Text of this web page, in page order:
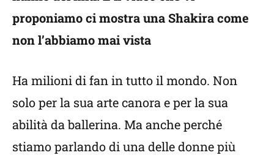
proponiamo ci mostra una Shakira come
non l’abbiamo mai vista
Ha milioni di fan in tutto il mondo. Non
solo per la sua arte canora e per la sua
abilità da ballerina. Ma anche perché
stiamo parlando di una delle donne più